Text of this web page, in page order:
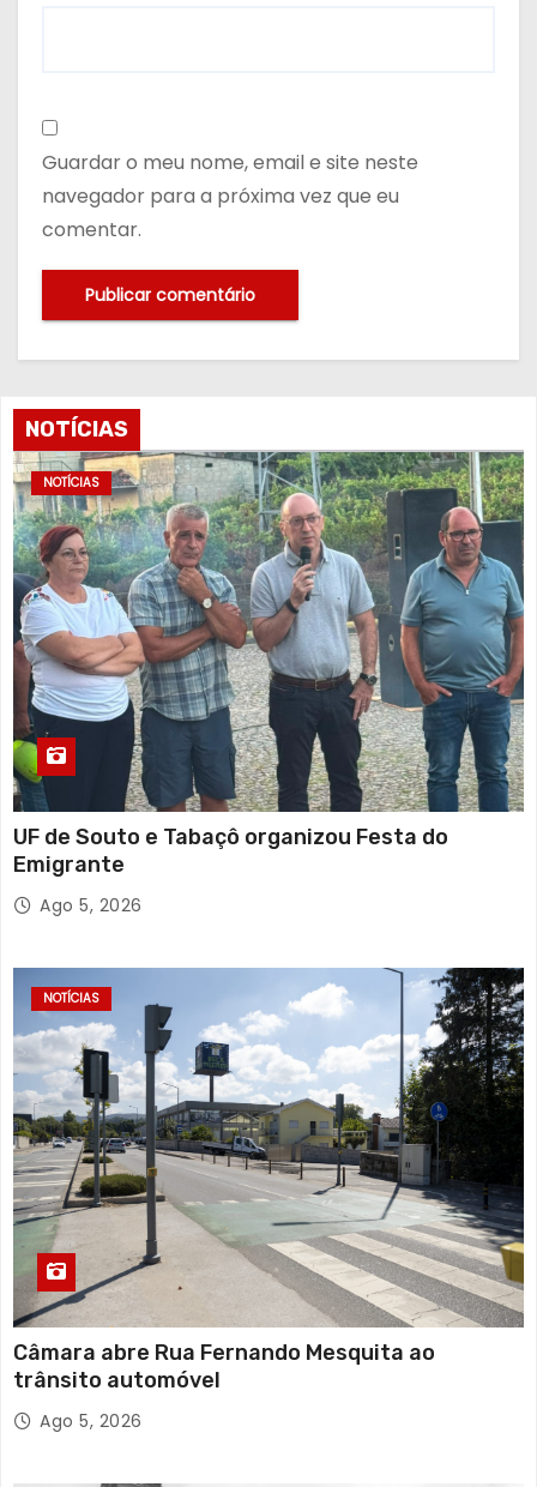
Guardar o meu nome, email e site neste
navegador para a próxima vez que eu
comentar.
NOTÍCIAS
NOTÍCIAS
UF de Souto e Tabaçô organizou Festa do
Emigrante
Ago 5, 2026
NOTÍCIAS
Câmara abre Rua Fernando Mesquita ao
trânsito automóvel
Ago 5, 2026